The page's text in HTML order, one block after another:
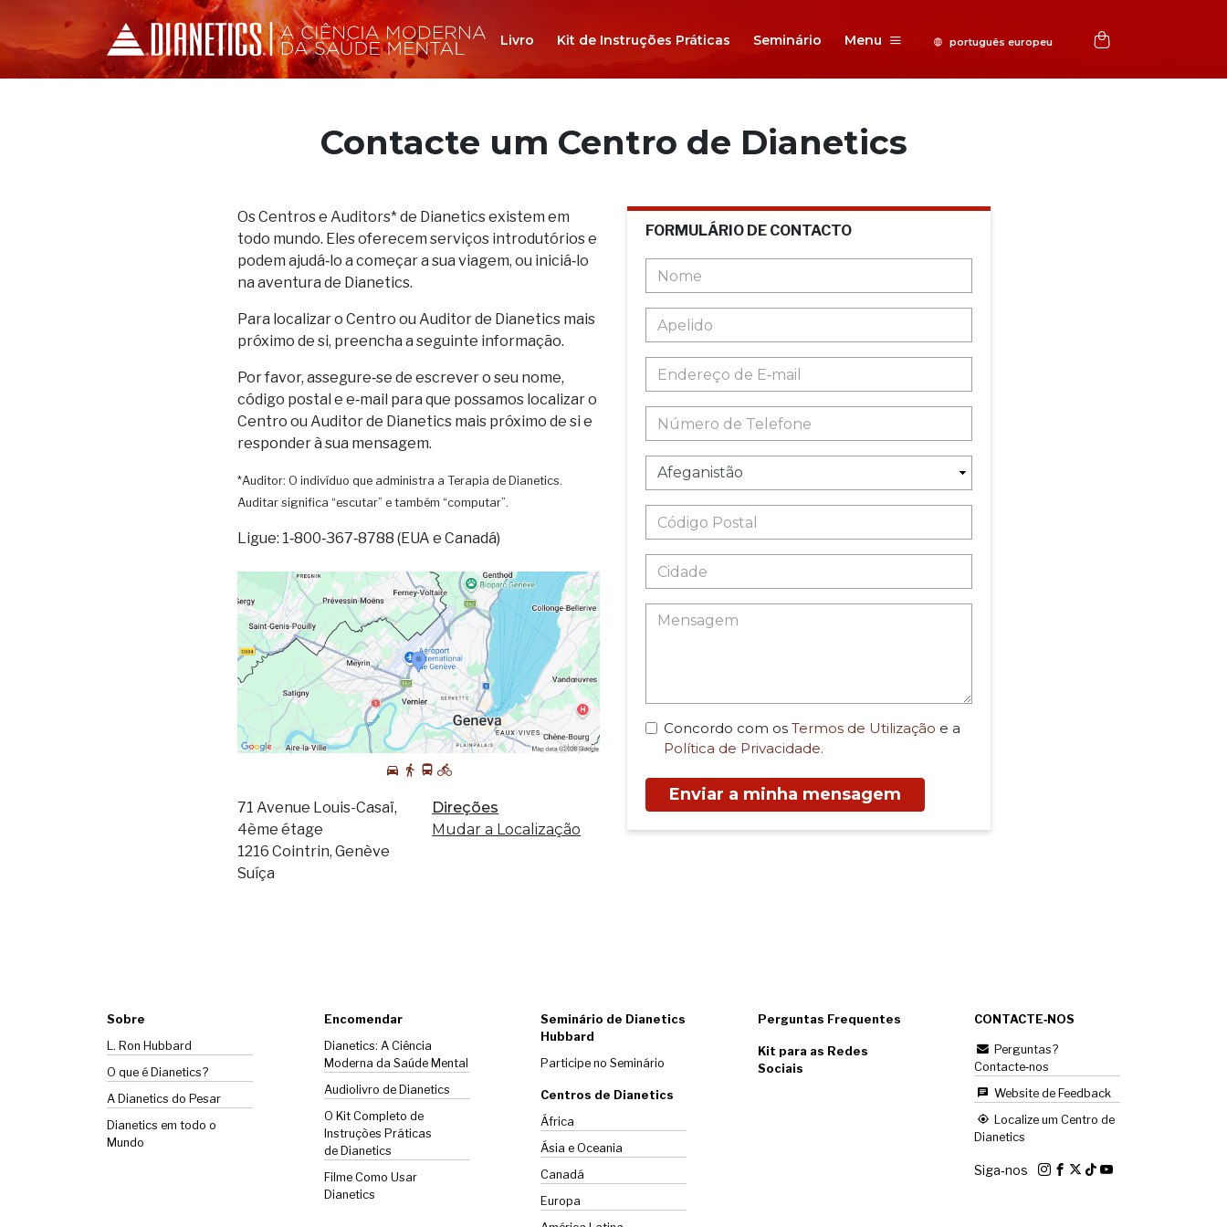
Livro Kit de Instruções Práticas Seminário Menu
Contacte um Centro de Dianetics
Os Centros e Auditors* de Dianetics existem em
todo mundo. Eles oferecem serviços introdutórios e
podem ajudá‑lo a começar a sua viagem, ou iniciá‑lo
na aventura de Dianetics.
Para localizar o Centro ou Auditor de Dianetics mais
próximo de si, preencha a seguinte informação.
Por favor, assegure‑se de escrever o seu nome,
código postal e e‑mail para que possamos localizar o
Centro ou Auditor de Dianetics mais próximo de si e
responder à sua mensagem.
*Auditor: O indivíduo que administra a Terapia de Dianetics.
Auditar significa “escutar” e também “computar”.
Ligue: 1‑800‑367‑8788 (EUA e Canadá)
71 Avenue Louis-Casaï,
4ème étage
1216 Cointrin, Genève
Suíça
Direções
Mudar a Localização
FORMULÁRIO DE CONTACTO
Concordo com os Termos de Utilização e a
Política de Privacidade.
Enviar a minha mensagem
Sobre
L. Ron Hubbard
O que é Dianetics?
A Dianetics do Pesar
Dianetics em todo o
Mundo
Encomendar
Dianetics: A Ciência
Moderna da Saúde Mental
Audiolivro de Dianetics
O Kit Completo de
Instruções Práticas
de Dianetics
Filme Como Usar
Dianetics
Seminário de Dianetics
Hubbard
Participe no Seminário
Centros de Dianetics
África
Ásia e Oceania
Canadá
Europa
Perguntas Frequentes
Kit para as Redes
Sociais
CONTACTE‑NOS
Perguntas?
Contacte‑nos
Website de Feedback
Localize um Centro de
Dianetics
Siga‑nos